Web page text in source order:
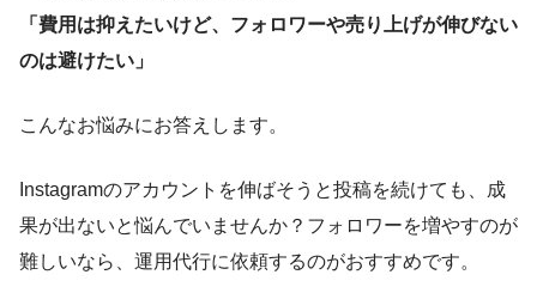
「費用は抑えたいけど、フォロワーや売り上げが伸びない
のは避けたい」
こんなお悩みにお答えします。
Instagramのアカウントを伸ばそうと投稿を続けても、成
果が出ないと悩んでいませんか？フォロワーを増やすのが
難しいなら、運用代行に依頼するのがおすすめです。